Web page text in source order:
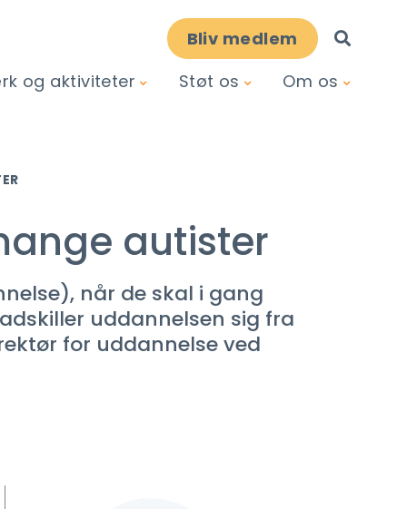
Bliv medlem
og aktiviteter Støt os Om os
autister
når de skal i gang
uddannelsen sig fra
for uddannelse ved